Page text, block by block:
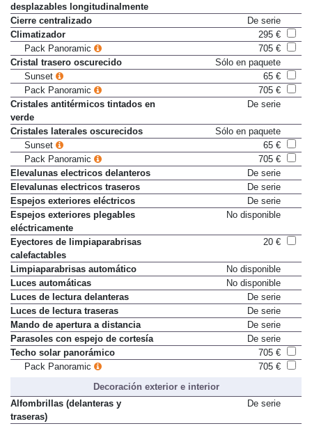
desplazables longitudinalmente
Cierre centralizado
De serie
Climatizador
295 €
Pack Panoramic
705 €
Cristal trasero oscurecido
Sólo en paquete
Sunset
65 €
Pack Panoramic
705 €
Cristales antitérmicos tintados en
verde
De serie
Cristales laterales oscurecidos
Sólo en paquete
Sunset
65 €
Pack Panoramic
705 €
Elevalunas electricos delanteros
De serie
Elevalunas electricos traseros
De serie
Espejos exteriores eléctricos
De serie
Espejos exteriores plegables
eléctricamente
No disponible
Eyectores de limpiaparabrisas
calefactables
20 €
Limpiaparabrisas automático
No disponible
Luces automáticas
No disponible
Luces de lectura delanteras
De serie
Luces de lectura traseras
De serie
Mando de apertura a distancia
De serie
Parasoles con espejo de cortesía
De serie
Techo solar panorámico
705 €
Pack Panoramic
705 €
Decoración exterior e interior
Alfombrillas (delanteras y
traseras)
De serie